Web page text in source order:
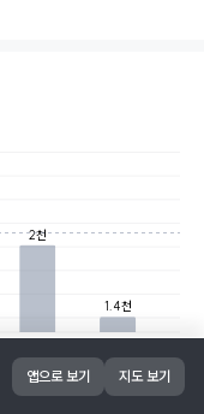
트리풀시티
레이크포레
유성오투그
란데리빙포레
2천
1.4천
앱으로 보기 지도 보기